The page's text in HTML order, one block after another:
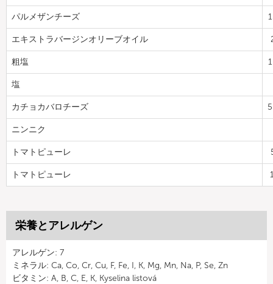
パルメザンチーズ
エキストラバージンオリーブオイル
粗塩
塩
カチョカバロチーズ
ニンニク
トマトピューレ
トマトピューレ
栄養とアレルゲン
アレルゲン: 7
ミネラル: Ca, Co, Cr, Cu, F, Fe, I, K, Mg, Mn, Na, P, Se, Zn
ビタミン: A, B, C, E, K, Kyselina listová